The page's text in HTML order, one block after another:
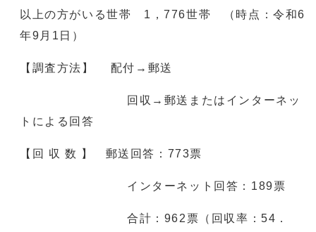
以上の方がいる世帯 1，776世帯
（時点：令和6
年9月1日）
【調査方法】 配付→郵送
回収→郵送またはインターネッ
トによる回答
【回 収 数 】 郵送回答：773票
インターネット回答：189票
合計：962票（回収率：54．